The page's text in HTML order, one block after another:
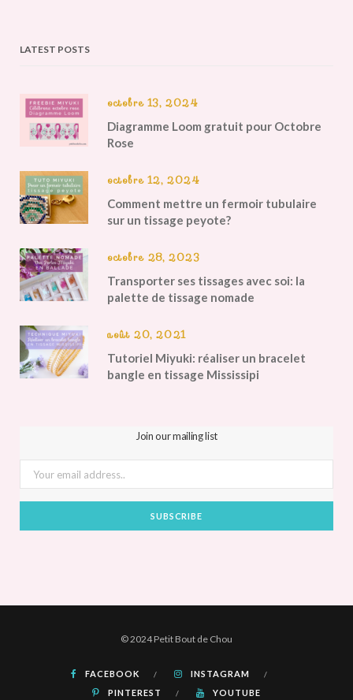
LATEST POSTS
octobre 13, 2024
Diagramme Loom gratuit pour Octobre
Rose
octobre 12, 2024
Comment mettre un fermoir tubulaire
sur un tissage peyote?
octobre 28, 2023
Transporter ses tissages avec soi: la
palette de tissage nomade
août 20, 2021
Tutoriel Miyuki: réaliser un bracelet
bangle en tissage Mississipi
Join our mailing list
© 2024 Petit Bout de Chou
FACEBOOK
INSTAGRAM
PINTEREST
YOUTUBE